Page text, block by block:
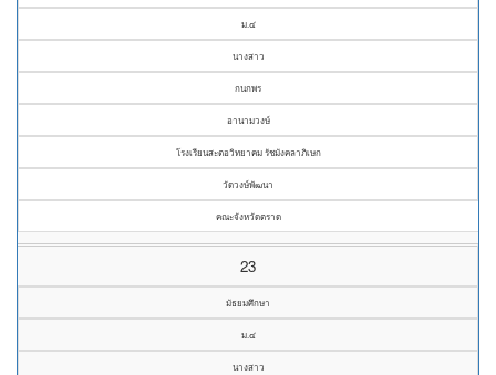
ม.๔
นางสาว
กนกพร
อานามวงษ์
โรงเรียนสะตอวิทยาคม รัชมังคลาภิเษก
วัดวงษ์พัฒนา
คณะจังหวัดตราด
23
มัธยมศึกษา
ม.๔
นางสาว